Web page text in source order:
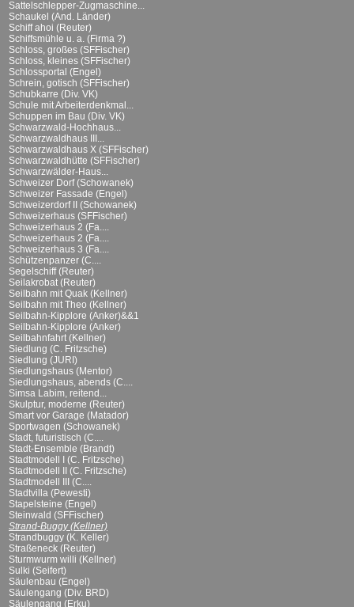
Sattelschlepper-Zugmaschine...
Schaukel (And. Länder)
Schiff ahoi (Reuter)
Schiffsmühle u. a. (Firma ?)
Schloss, großes (SFFischer)
Schloss, kleines (SFFischer)
Schlossportal (Engel)
Schrein, gotisch (SFFischer)
Schubkarre (Div. VK)
Schule mit Arbeiterdenkmal...
Schuppen im Bau (Div. VK)
Schwarzwald-Hochhaus...
Schwarzwaldhaus III...
Schwarzwaldhaus X (SFFischer)
Schwarzwaldhütte (SFFischer)
Schwarzwälder-Haus...
Schweizer Dorf (Schowanek)
Schweizer Fassade (Engel)
Schweizerdorf II (Schowanek)
Schweizerhaus (SFFischer)
Schweizerhaus 2 (Fa....
Schweizerhaus 2 (Fa....
Schweizerhaus 3 (Fa....
Schützenpanzer (C....
Segelschiff (Reuter)
Seilakrobat (Reuter)
Seilbahn mit Quak (Kellner)
Seilbahn mit Theo (Kellner)
Seilbahn-Kipplore (Anker)&&1
Seilbahn-Kipplore (Anker)
Seilbahnfahrt (Kellner)
Siedlung (C. Fritzsche)
Siedlung (JURI)
Siedlungshaus (Mentor)
Siedlungshaus, abends (C....
Simsa Labim, reitend...
Skulptur, moderne (Reuter)
Smart vor Garage (Matador)
Sportwagen (Schowanek)
Stadt, futuristisch (C....
Stadt-Ensemble (Brandt)
Stadtmodell I (C. Fritzsche)
Stadtmodell II (C. Fritzsche)
Stadtmodell III (C....
Stadtvilla (Pewesti)
Stapelsteine (Engel)
Steinwald (SFFischer)
Strand-Buggy (Kellner)
Strandbuggy (K. Keller)
Straßeneck (Reuter)
Sturmwurm willi (Kellner)
Sulki (Seifert)
Säulenbau (Engel)
Säulengang (Div. BRD)
Säulengang (Erku)